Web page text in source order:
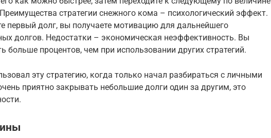
стратегии снежного кома – психологический эффект.
первый долг, вы получаете мотивацию для дальнейшего
долгов. Недостатки – экономическая неэффективность. Вы
больше процентов, чем при использовании других стратегий.
эту стратегию, когда только начал разбираться с личными
приятно закрывать небольшие долги один за другим, это